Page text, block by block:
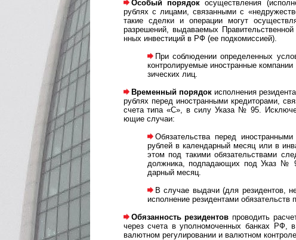
Особый порядокосуществления
рублях с лицами, связан­ными с
такие сделки и опера­ции могут
разрешений, вы­да­ва­е­мых
нных инвес­тиций в РФ (ее под­комиссией).
При соблюдении определенных
конт­роли­ру­емые ино­стран­ные ком­пании
зи­чес­ких лиц.
Временный порядокисполнения
рублях перед ино­стран­ными креди­торами,
счета типа «С», в силу Указа № 95.
ющие случаи:
Обязательства перед
рублей в кален­дарный месяц или в
этом под такими обяза­тель­ствами
долж­ника, подпа­дающих под Указ №
дарный месяц.
В случае выдачи (для резидентов,
испол­нение рези­ден­тами обяза­тельств
Обязанность резидентов проводить
через счета в упол­номо­ченных банках
валют­ном регу­лиро­вании и валют­ном